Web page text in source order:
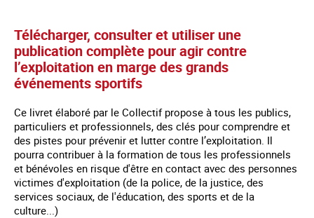
Télécharger, consulter et utiliser une
publication complète pour agir contre
l’exploitation en marge des grands
événements sportifs
Ce livret élaboré par le Collectif propose à tous les publics,
particuliers et professionnels, des clés pour comprendre et
des pistes pour prévenir et lutter contre l’exploitation. Il
pourra contribuer à la formation de tous les professionnels
et bénévoles en risque d'être en contact avec des personnes
victimes d'exploitation (de la police, de la justice, des
services sociaux, de l'éducation, des sports et de la
culture...)